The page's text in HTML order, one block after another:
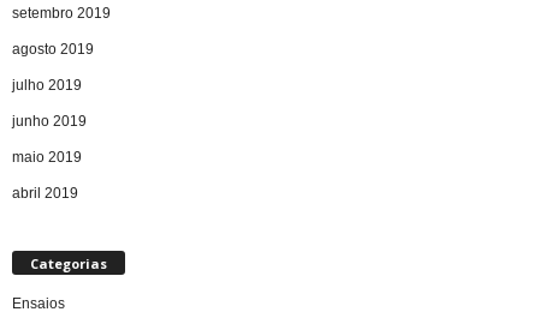
setembro 2019
agosto 2019
julho 2019
junho 2019
maio 2019
abril 2019
Categorias
Ensaios